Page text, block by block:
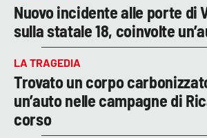
Nuovo incidente alle porte di
sulla statale 18, coinvolte
LA TRAGEDIA
Trovato un corpo
un’auto nelle campagne di
corso